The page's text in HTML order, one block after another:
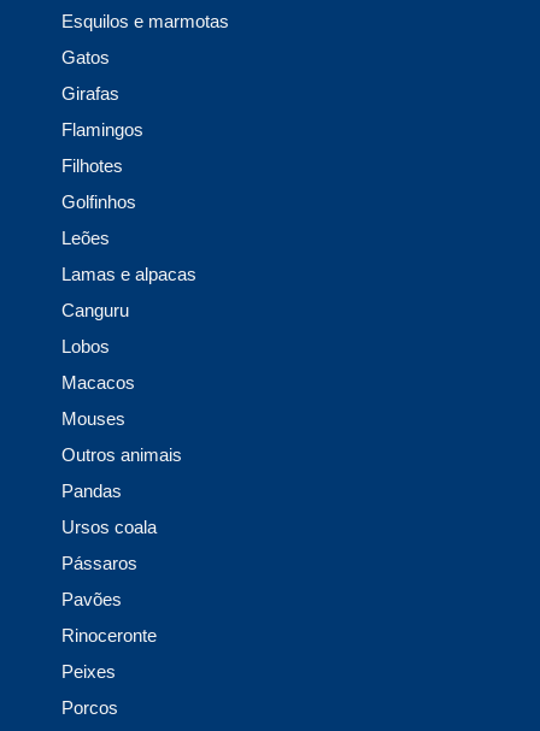
Esquilos e marmotas
Gatos
Girafas
Flamingos
Filhotes
Golfinhos
Leões
Lamas e alpacas
Canguru
Lobos
Macacos
Mouses
Outros animais
Pandas
Ursos coala
Pássaros
Pavões
Rinoceronte
Peixes
Porcos